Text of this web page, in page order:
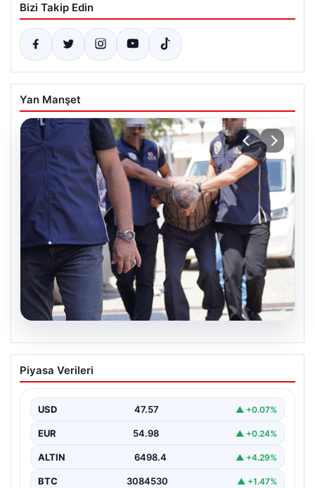
Bizi Takip Edin
Yan Manşet
05.08.2026
Son dakika… FETÖ’cü terörist Burkay
Karatepe’den suikast itirafı
Afyonkarahisar, Eskişehir ve Muğla emniyet
müdürlüklerince yürütülen ortak çalışma sonucu…
Piyasa Verileri
USD 47.57 ▲ +0.07%
EUR 54.98 ▲ +0.24%
ALTIN 6498.4 ▲ +4.29%
BTC 3084530 ▲ +1.47%